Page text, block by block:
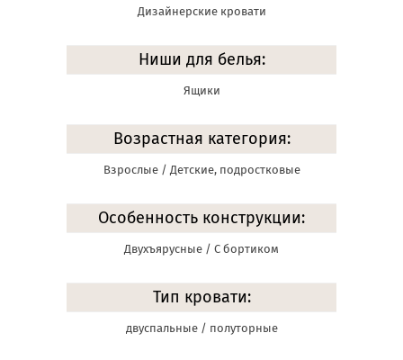
Дизайнерские кровати
Ниши для белья:
Ящики
Возрастная категория:
Взрослые / Детские, подростковые
Особенность конструкции:
Двухъярусные / С бортиком
Тип кровати:
двуспальные / полуторные